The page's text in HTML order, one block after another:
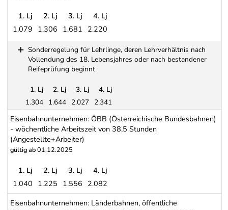
1. Lj 2. Lj 3. Lj
4. Lj
1.079 1.306 1.681 2.220
Sonderregelung für Lehrlinge, deren Lehrverhältnis nach
Vollendung des 18. Lebensjahres oder nach bestandener
Reifeprüfung beginnt
Sonderregelung für Lehrlinge, deren Lehrverhältnis nach
1. Lj 2. Lj 3. Lj
4. Lj
1.304 1.644 2.027 2.341
Eisenbahnunternehmen: ÖBB (Österreichische Bundesbahnen)
- wöchentliche Arbeitszeit von 38,5 Stunden
(Angestellte+Arbeiter)
gültig ab01.12.2025
Eisenbahnunternehmen: ÖBB (Österreichische Bundesbahnen)
1. Lj 2. Lj 3. Lj
4. Lj
1.040 1.225 1.556 2.082
Eisenbahnunternehmen: Länderbahnen, öffentliche